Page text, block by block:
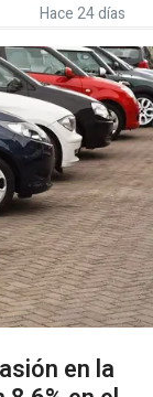
Hace 24 días
en la